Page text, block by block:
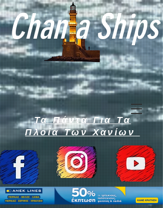
Chan a Ships
Τα Πάντα Για Τα
Πλοία Των Χανίων